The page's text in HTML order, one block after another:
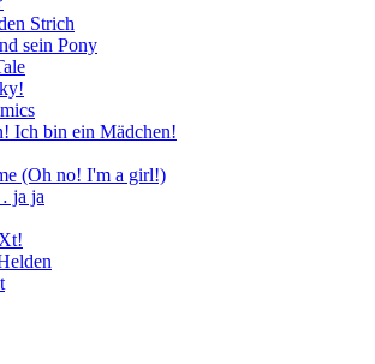
Strich
sein Pony
Ich bin ein Mädchen!
(Oh no! I'm a girl!)
ja ja